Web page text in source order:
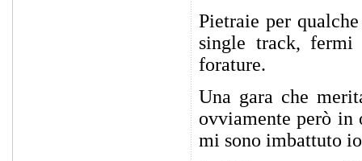
Pietraie per
single track,
forature.
Una gara che
ovviamente però
mi sono imbattuto